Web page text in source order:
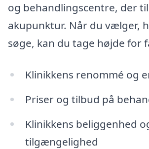
og behandlingscentre, der
akupunktur. Når du vælger,
søge, kan du tage højde for
Klinikkens renommé og
Priser og tilbud på
Klinikkens beliggenhed
tilgængelighed